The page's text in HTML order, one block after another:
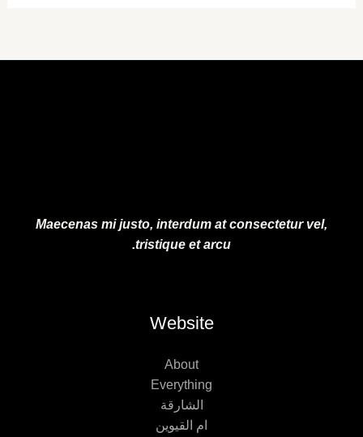
Maecenas mi justo, interdum at consectetur vel,
tristique et arcu.
Website
About
Everything
الشارقة
ام القيوين